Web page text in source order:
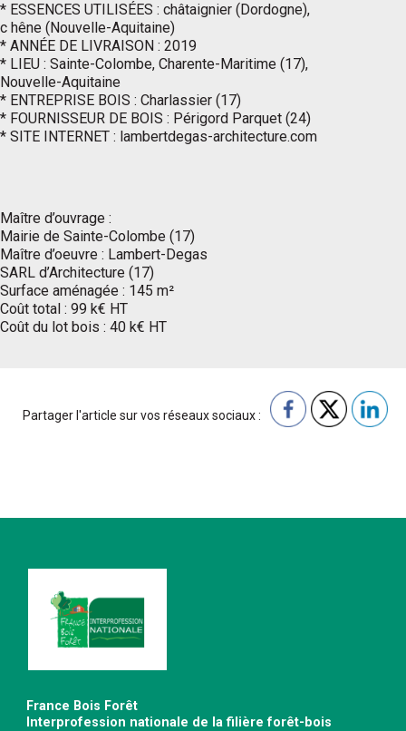
* ESSENCES UTILISÉES : châtaignier (Dordogne),
c hêne (Nouvelle-Aquitaine)
* ANNÉE DE LIVRAISON : 2019
* LIEU : Sainte-Colombe, Charente-Maritime (17),
Nouvelle-Aquitaine
* ENTREPRISE BOIS : Charlassier (17)
* FOURNISSEUR DE BOIS : Périgord Parquet (24)
* SITE INTERNET : lambertdegas-architecture.com
Maître d’ouvrage :
Mairie de Sainte-Colombe (17)
Maître d’oeuvre : Lambert-Degas
SARL d’Architecture (17)
Surface aménagée : 145 m²
Coût total : 99 k€ HT
Coût du lot bois : 40 k€ HT
Partager l'article sur vos réseaux sociaux :
France Bois Forêt
Interprofession nationale de la filière forêt-bois